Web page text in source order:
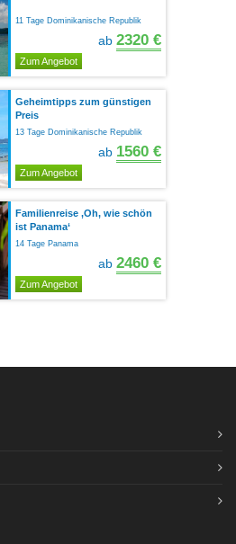
11 Tage Dominikanische Republik
ab 2320 €
Zum Angebot
Geheimtipps zum günstigen
Preis
13 Tage Dominikanische Republik
ab 1560 €
Zum Angebot
Familienreise ‚Oh, wie schön
ist Panama‘
14 Tage Panama
ab 2460 €
Zum Angebot